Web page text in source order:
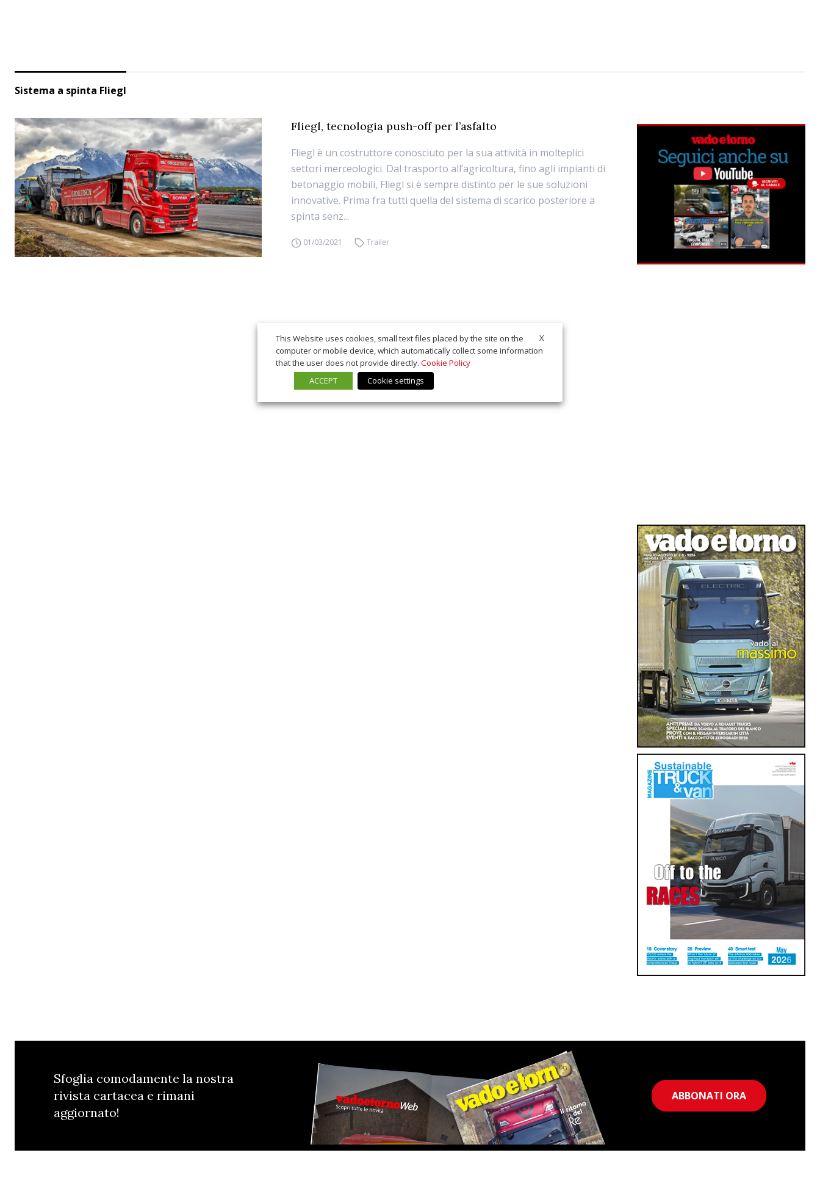
Sistema a spinta Fliegl
Fliegl, tecnologia push-off per l’asfalto
Fliegl è un costruttore conosciuto per la sua attività in molteplici
settori merceologici. Dal trasporto all’agricoltura, fino agli impianti di
betonaggio mobili, Fliegl si è sempre distinto per le sue soluzioni
innovative. Prima fra tutti quella del sistema di scarico posteriore a
spinta senz...
01/03/2021 Trailer
Sfoglia comodamente la nostra
rivista cartacea e rimani
aggiornato!
ABBONATI ORA
X
This Website uses cookies, small text files placed by the site on the
computer or mobile device, which automatically collect some information
that the user does not provide directly. Cookie Policy
ACCEPT
Cookie settings